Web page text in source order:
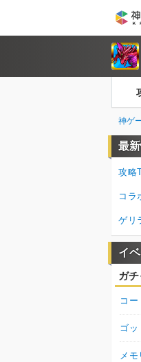
神ゲ
最
攻略
コラ
ゲリ
イ
ガチ
コー
ゴッ
メモ